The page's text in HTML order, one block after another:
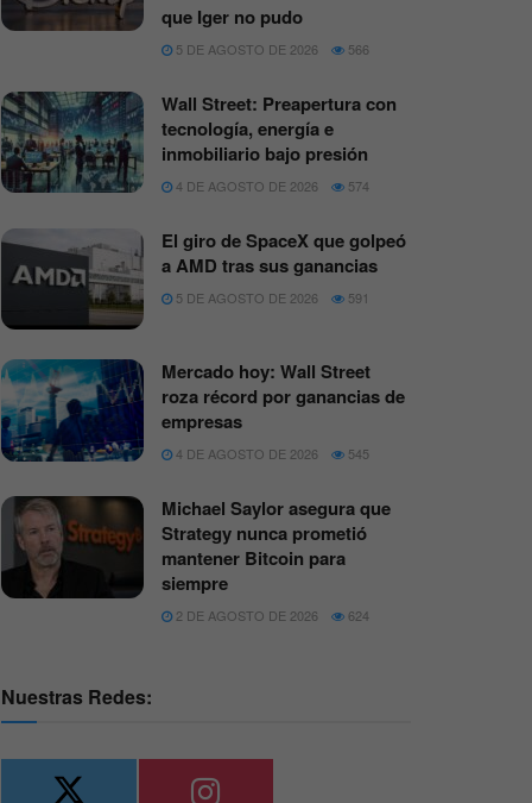
que Iger no pudo
5 DE AGOSTO DE 2026 566
Wall Street: Preapertura con
tecnología, energía e
inmobiliario bajo presión
4 DE AGOSTO DE 2026 574
El giro de SpaceX que golpeó
a AMD tras sus ganancias
5 DE AGOSTO DE 2026 591
Mercado hoy: Wall Street
roza récord por ganancias de
empresas
4 DE AGOSTO DE 2026 545
Michael Saylor asegura que
Strategy nunca prometió
mantener Bitcoin para
siempre
2 DE AGOSTO DE 2026 624
Nuestras Redes: